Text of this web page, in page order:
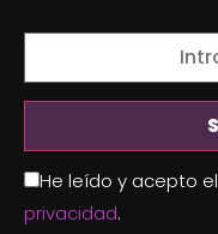
He leído y acepto el
privacidad.